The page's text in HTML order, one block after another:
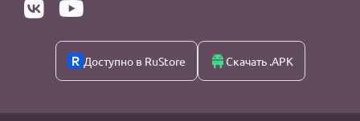
Доступно в RuStore Скачать .APK